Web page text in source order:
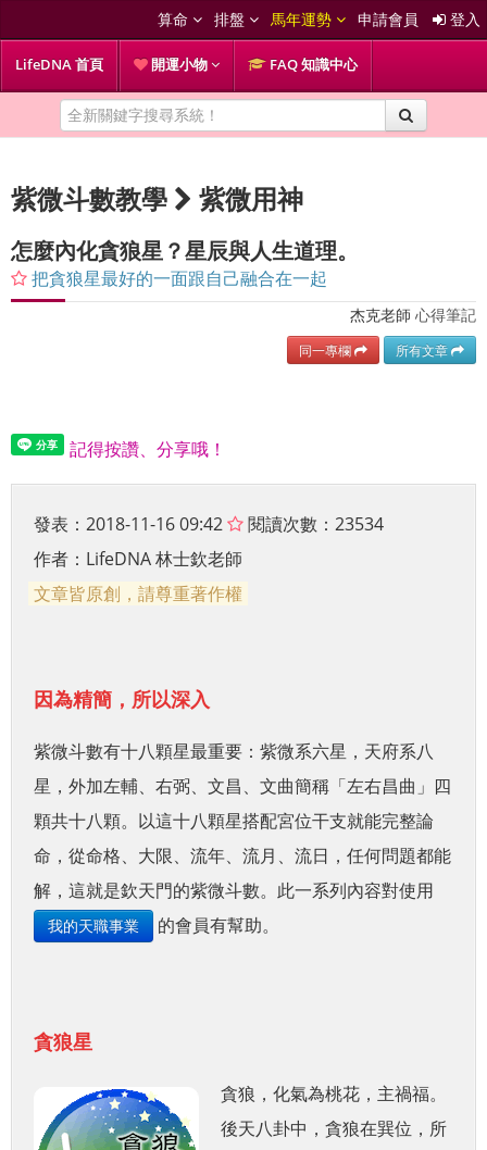
算命 排盤 馬年運勢 申請會員 登入
LifeDNA 首頁 開運小物 FAQ 知識中心
紫微斗數教學 紫微用神
怎麼內化貪狼星？星辰與人生道理。
把貪狼星最好的一面跟自己融合在一起
杰克老師 心得筆記
同一專欄 所有文章
記得按讚、分享哦！
發表：2018-11-16 09:42
閱讀次數：23534
作者： LifeDNA 林士欽老師
文章皆原創，請尊重著作權
因為精簡，所以深入
紫微斗數有十八顆星最重要：紫微系六星，天府系八
星，外加左輔、右弼、文昌、文曲簡稱「左右昌曲」四
顆共十八顆。以這十八顆星搭配宮位干支就能完整論
命，從命格、大限、流年、流月、流日，任何問題都能
解，這就是欽天門的紫微斗數。此一系列內容對使用
我的天職事業 的會員有幫助。
貪狼星
貪狼，化氣為桃花，主禍福。
後天八卦中，貪狼在巽位，所